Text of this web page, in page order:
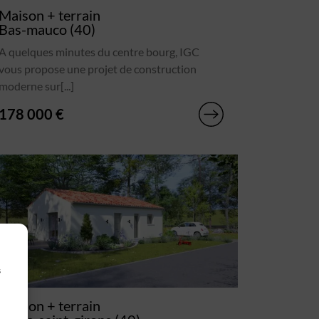
Maison + terrain
Bas-mauco (40)
A quelques minutes du centre bourg, IGC
propose une projet de construction
moderne sur[...]
178 000 €
Maison + terrain